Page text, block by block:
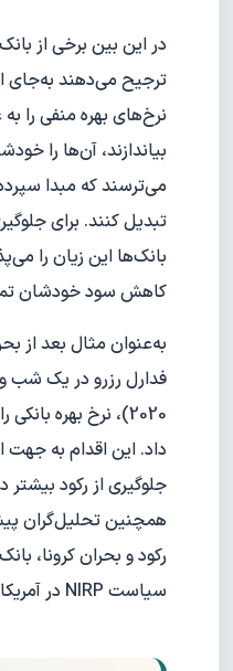
در این بین برخی از
ترجیح می‌دهند به‌جای
نرخ‌های بهره منفی را
بیاندازند، آن‌ها را
می‌ترسند که مبدا
تبدیل کنند. برای
بانک‌ها این زیان را
کاهش سود خودشان
به‌عنوان مثال بعد از
فدارل رزرو در یک شب و
داد. این اقدام به
جلوگیری از رکود بیشتر
همچنین تحلیل‌گران
رکود و بحران کرونا،
سیاست NIRP در آمریکا خواهد شد.